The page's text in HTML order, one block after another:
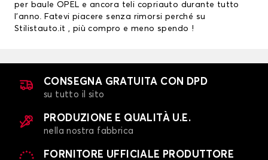
per baule OPEL e ancora teli copriauto durante tutto
l’anno. Fatevi piacere senza rimorsi perché su
Stilistauto.it , più compro e meno spendo !
CONSEGNA GRATUITA CON DPD
su tutto il sito
PRODUZIONE E QUALITÀ U.E.
nella nostra fabbrica
FORNITORE UFFICIALE PRODUTTORE